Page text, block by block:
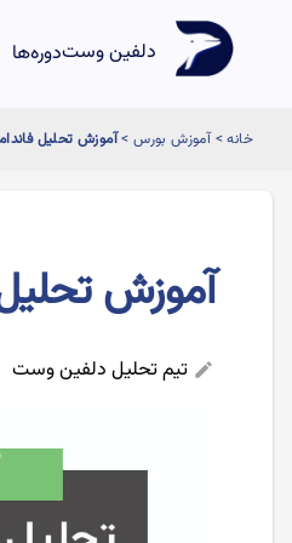
دلفین وستدوره‌ها
خانه>آموزش بورس>آموزش تحلیل
آموزش
edit تیم تحلیل دلفین وست